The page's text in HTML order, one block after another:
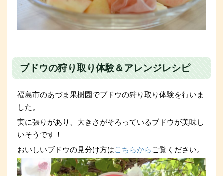
ブドウの狩り取り体験＆アレンジレシピ
福島市のあづま果樹園でブドウの狩り取り体験を行いま
した。
実に張りがあり、大きさがそろっているブドウが美味し
いそうです！
おいしいブドウの見分け方はこちらから ご覧ください。